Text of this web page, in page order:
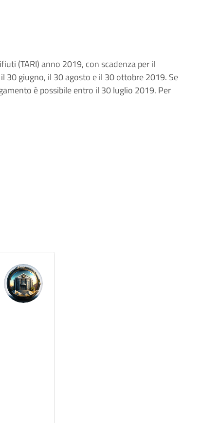
(TARI) anno 2019, con scadenza per il
giugno, il 30 agosto e il 30 ottobre 2019. Se
è possibile entro il 30 luglio 2019. Per